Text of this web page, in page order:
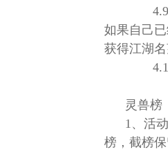
4.9、帮
如果自己
获得江湖
4.10、
灵兽榜
1、活动
榜，截榜